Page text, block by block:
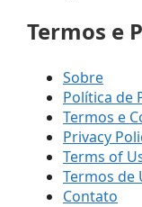
Termos e
Sobre
Política de
Termos e
Privacy
Terms of
Termos de
Contato